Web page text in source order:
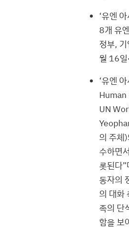
‘유엔
8개 유
정부,
월 16
‘유엔
Human
UN
의 주체
수하면
롯된다
동자의
의 대화
족의 단
함을 보